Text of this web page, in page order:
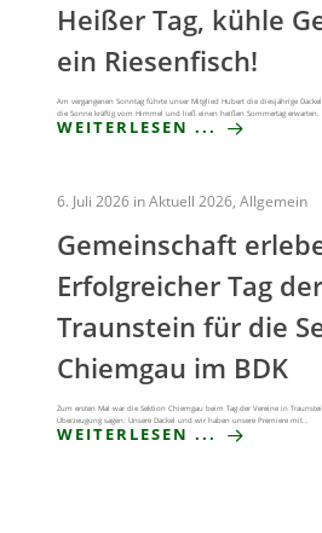
Heißer Tag, kühle
ein Riesenfisch!
Am vergangenen Sonntag führte unser Mitglied Hubert die diesjährige
die Sonne kräftig vom Himmel und ließ einen heißen Sommertag
WEITERLESEN ...
6. Juli 2026inAktuell 2026, Allgemein
Gemeinschaft
Erfolgreicher Tag
Traunstein für die
Chiemgau im BDK
Zum ersten Mal war die Sektion Chiemgau beim Tag der Vereine in
Überzeugung sagen: Unsere Dackel und wir haben unsere Premiere mit…
WEITERLESEN ...